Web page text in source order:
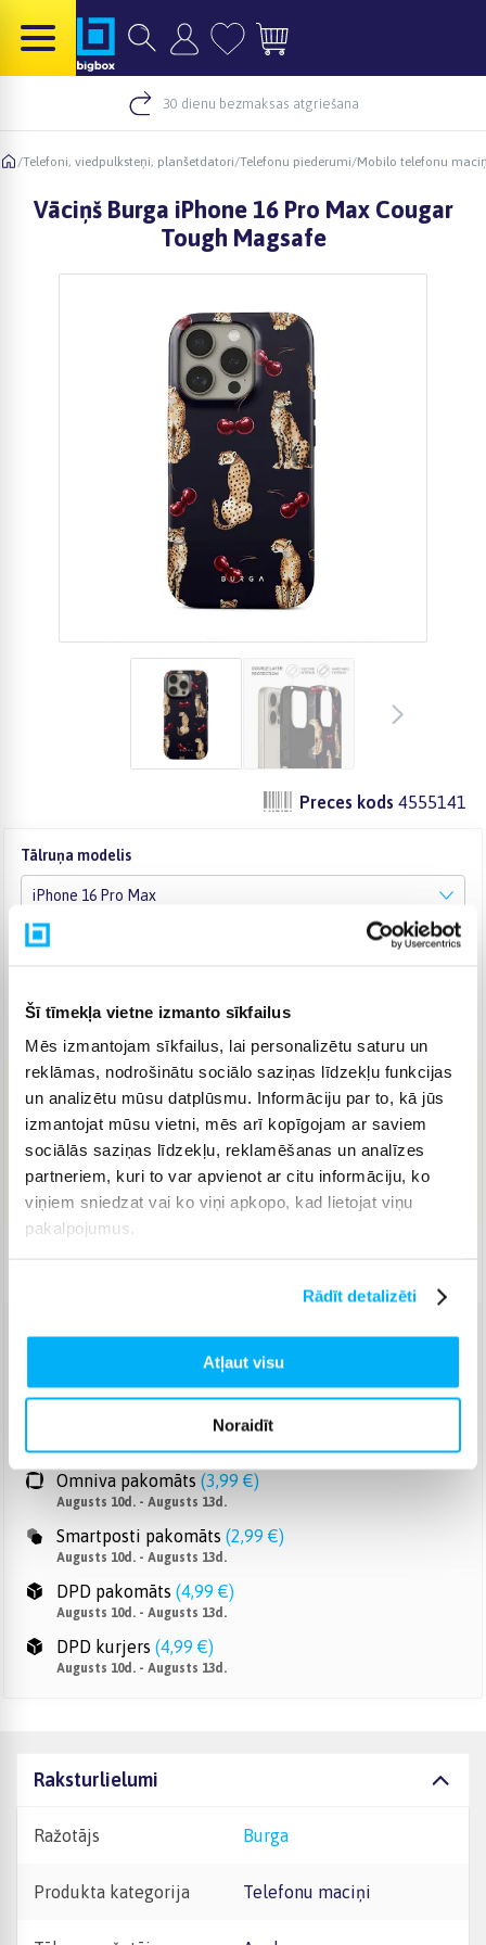
Šī tīmekļa vietne izmanto sīkfailus
Mēs izmantojam sīkfailus, lai personalizētu saturu un
reklāmas, nodrošinātu sociālo saziņas līdzekļu funkcijas
un analizētu mūsu datplūsmu. Informāciju par to, kā jūs
izmantojat mūsu vietni, mēs arī kopīgojam ar saviem
sociālās saziņas līdzekļu, reklamēšanas un analīzes
partneriem, kuri to var apvienot ar citu informāciju, ko
viņiem sniedzat vai ko viņi apkopo, kad lietojat viņu
pakalpojumus.
Rādīt detalizēti
Atļaut visu
Noraidīt
30 dienu bezmaksas atgriešana
/Telefoni, viedpulksteņi, planšetdatori/Telefonu piederumi/Mobilo telefonu
Vāciņš Burga iPhone 16 Pro Max Cougar
Tough Magsafe
Preces kods 4555141
Tālruņa modelis
iPhone 16 Pro Max
Paplātes veids
Tough MagSafe
45,90 €
IELIKT GROZĀ
Augusts 10d. - Augusts 13d.
Venipak Kurjers (3,99 €)
Apmaksā pilnu summu skaidrā naudā piegādes brīdī.
Augusts 10d. - Augusts 13d.
Omniva pakomāts (3,99 €)
Augusts 10d. - Augusts 13d.
Smartposti pakomāts (2,99 €)
Augusts 10d. - Augusts 13d.
DPD pakomāts (4,99 €)
Augusts 10d. - Augusts 13d.
DPD kurjers (4,99 €)
Augusts 10d. - Augusts 13d.
Raksturlielumi
Ražotājs Burga
Produkta kategorija Telefonu maciņi